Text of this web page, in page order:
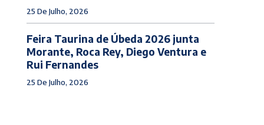
25 De Julho, 2026
Feira Taurina de Úbeda 2026 junta
Morante, Roca Rey, Diego Ventura e
Rui Fernandes
25 De Julho, 2026